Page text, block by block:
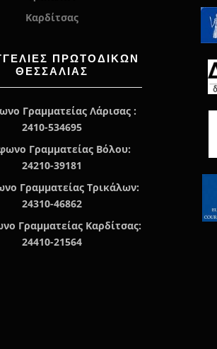
Καρδίτσας
ΠΡΩΤΟΔΙΚΏΝ
ΘΕΣΣΑΛΙΑΣ
Γραμματείας Λάρισας :
2410-534695
Γραμματείας Βόλου:
24210-39181
Γραμματείας Τρικάλων:
24310-46862
Γραμματείας Καρδίτσας:
24410-21564